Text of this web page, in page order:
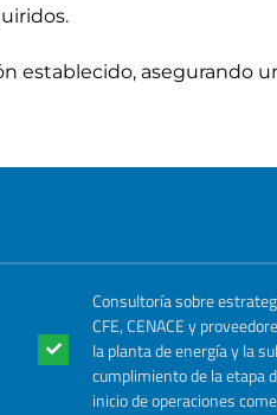
establecido, asegurando
Consultoría sobre
CFE, CENACE y
la planta de energía y la
cumplimiento de la etapa
inicio de operaciones